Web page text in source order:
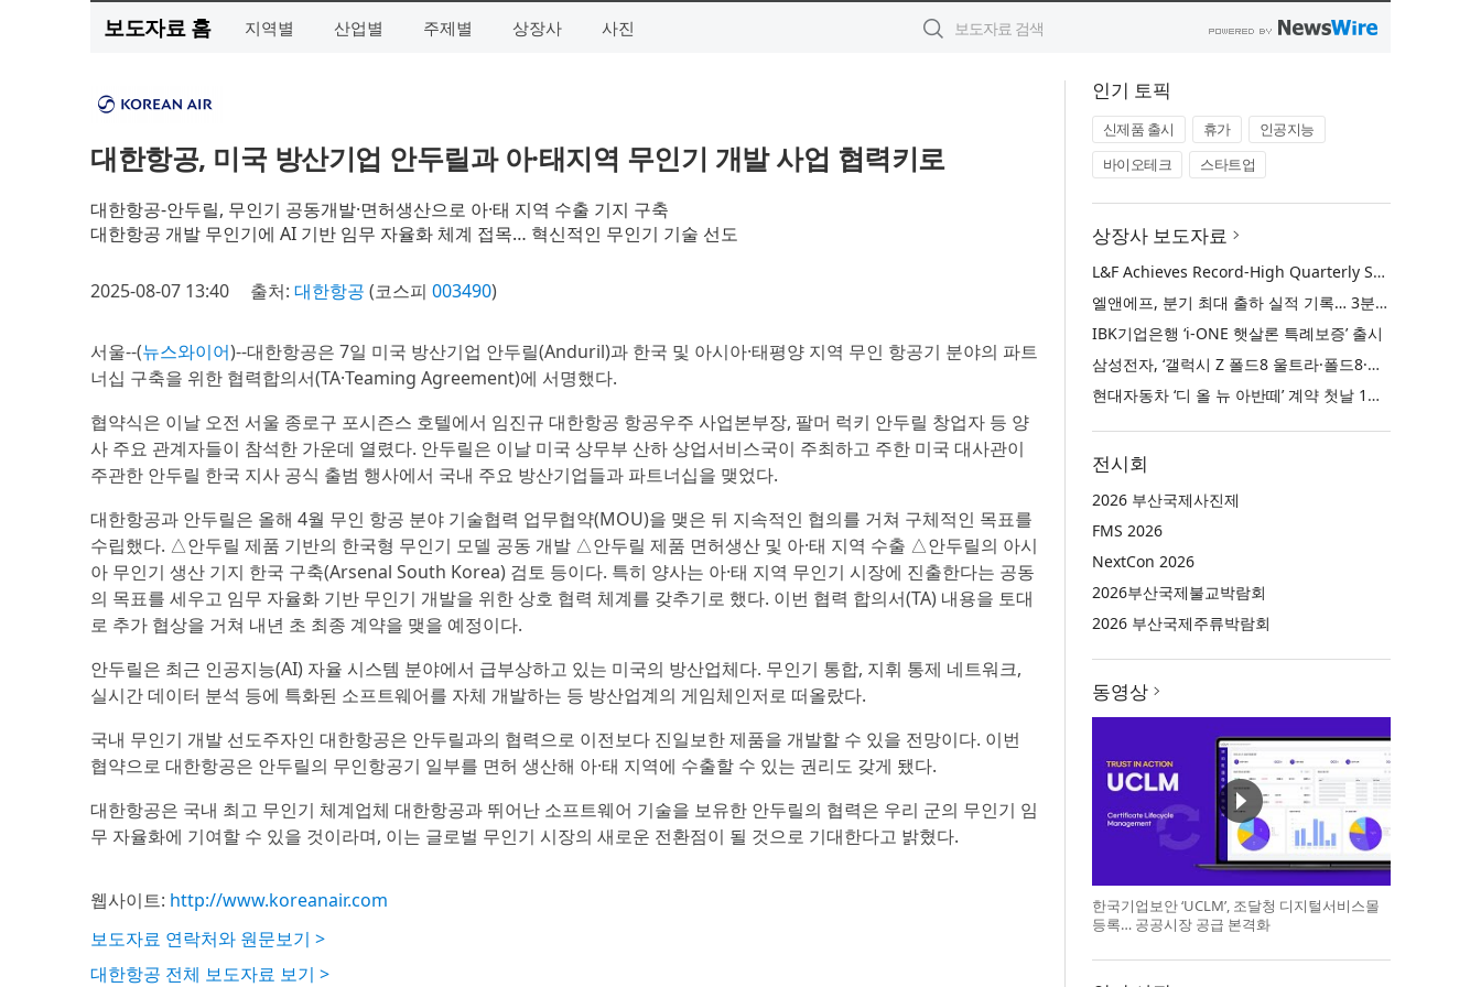
보도자료 홈 지역별 산업별 주제별 상장사 사진
대한항공, 미국 방산기업 안두릴과 아·태지역 무인기 개발 사업 협력키로
대한항공-안두릴, 무인기 공동개발·면허생산으로 아·태 지역 수출 기지 구축
대한항공 개발 무인기에 AI 기반 임무 자율화 체계 접목… 혁신적인 무인기 기술 선도
2025-08-07 13:40 출처: 대한항공 (코스피 003490)
서울--(뉴스와이어)--대한항공은 7일 미국 방산기업 안두릴(Anduril)과 한국 및 아시아·태평양 지역 무인 항공기 분야의 파트
너십 구축을 위한 협력합의서(TA·Teaming Agreement)에 서명했다.
협약식은 이날 오전 서울 종로구 포시즌스 호텔에서 임진규 대한항공 항공우주 사업본부장, 팔머 럭키 안두릴 창업자 등 양
사 주요 관계자들이 참석한 가운데 열렸다. 안두릴은 이날 미국 상무부 산하 상업서비스국이 주최하고 주한 미국 대사관이
주관한 안두릴 한국 지사 공식 출범 행사에서 국내 주요 방산기업들과 파트너십을 맺었다.
대한항공과 안두릴은 올해 4월 무인 항공 분야 기술협력 업무협약(MOU)을 맺은 뒤 지속적인 협의를 거쳐 구체적인 목표를
수립했다. △안두릴 제품 기반의 한국형 무인기 모델 공동 개발 △안두릴 제품 면허생산 및 아·태 지역 수출 △안두릴의 아시
아 무인기 생산 기지 한국 구축(Arsenal South Korea) 검토 등이다. 특히 양사는 아·태 지역 무인기 시장에 진출한다는 공동
의 목표를 세우고 임무 자율화 기반 무인기 개발을 위한 상호 협력 체계를 갖추기로 했다. 이번 협력 합의서(TA) 내용을 토대
로 추가 협상을 거쳐 내년 초 최종 계약을 맺을 예정이다.
안두릴은 최근 인공지능(AI) 자율 시스템 분야에서 급부상하고 있는 미국의 방산업체다. 무인기 통합, 지휘 통제 네트워크,
실시간 데이터 분석 등에 특화된 소프트웨어를 자체 개발하는 등 방산업계의 게임체인저로 떠올랐다.
국내 무인기 개발 선도주자인 대한항공은 안두릴과의 협력으로 이전보다 진일보한 제품을 개발할 수 있을 전망이다. 이번
협약으로 대한항공은 안두릴의 무인항공기 일부를 면허 생산해 아·태 지역에 수출할 수 있는 권리도 갖게 됐다.
대한항공은 국내 최고 무인기 체계업체 대한항공과 뛰어난 소프트웨어 기술을 보유한 안두릴의 협력은 우리 군의 무인기 임
무 자율화에 기여할 수 있을 것이라며, 이는 글로벌 무인기 시장의 새로운 전환점이 될 것으로 기대한다고 밝혔다.
웹사이트: http://www.koreanair.com
보도자료 연락처와 원문보기 >
대한항공 전체 보도자료 보기 >
인기 토픽
신제품 출시 휴가
인공지능
바이오테크
스타트업
상장사 보도자료
L&F Achieves Record-High Quarterly Shipments, Begins LFP Supply for North American ESS in Q3 Advancing its Two-Track NCM and LFP Growth Strategy
엘앤에프, 분기 최대 출하 실적 기록… 3분기 북미 ESS향 LFP 공급 착수 NCM+LFP ‘2-Track’ 성장 전략 실현
IBK기업은행 ‘i-ONE 햇살론 특례보증’ 출시
삼성전자, ‘갤럭시 Z 폴드8 울트라·폴드8·플립8’과 ‘갤럭시 워치 울트라2·워치9’ 국내 공식 출시
현대자동차 ‘디 올 뉴 아반떼’ 계약 첫날 1만 대 돌파
전시회
2026 부산국제사진제
FMS 2026
NextCon 2026
2026부산국제불교박람회
2026 부산국제주류박람회
동영상
한국기업보안 ‘UCLM’, 조달청 디지털서비스몰
등록… 공공시장 공급 본격화